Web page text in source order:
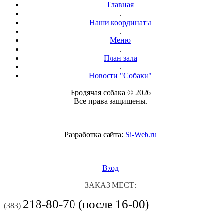
Главная
.
Наши координаты
.
Меню
.
План зала
.
Новости "Собаки"
Бродячая собака © 2026
Все права защищены.
Разработка сайта: Si-Web.ru
Вход
ЗАКАЗ МЕСТ:
(383) 218-80-70 (после 16-00)